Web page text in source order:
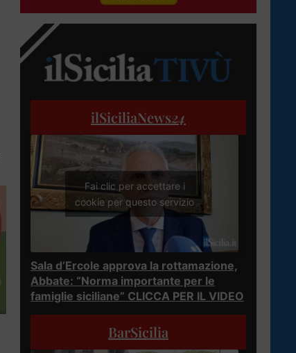
ilSiciliaNews24
Fai clic per accettare i
cookie per questo servizio
Sala d’Ercole approva la rottamazione,
Abbate: “Norma importante per le
famiglie siciliane” CLICCA PER IL VIDEO
BarSicilia